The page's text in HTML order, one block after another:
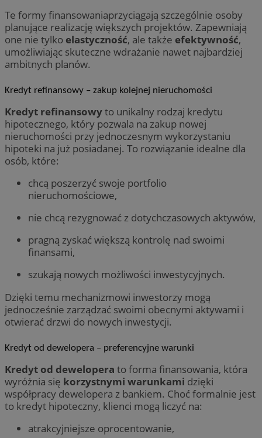
Te formy finansowaniaprzyciągają szczególnie osoby
planujące realizację większych projektów. Zapewniają
one nie tylko elastyczność, ale także efektywność,
umożliwiając skuteczne wdrażanie nawet najbardziej
ambitnych planów.
Kredyt refinansowy – zakup kolejnej nieruchomości
Kredyt refinansowyto unikalny rodzaj kredytu
hipotecznego, który pozwala na zakup nowej
nieruchomości przy jednoczesnym wykorzystaniu
hipoteki na już posiadanej. To rozwiązanie idealne dla
osób, które:
chcą poszerzyć swoje portfolio
nieruchomościowe,
nie chcą rezygnować z dotychczasowych aktywów,
pragną zyskać większą kontrolę nad swoimi
finansami,
szukają nowych możliwości inwestycyjnych.
Dzięki temu mechanizmowi inwestorzy mogą
jednocześnie zarządzać swoimi obecnymi aktywami i
otwierać drzwi do nowych inwestycji.
Kredyt od dewelopera – preferencyjne warunki
Kredyt od dewelopera to forma finansowania, która
wyróżnia się korzystnymi warunkami dzięki
współpracy dewelopera z bankiem. Choć formalnie jest
to kredyt hipoteczny, klienci mogą liczyć na:
atrakcyjniejsze oprocentowanie,